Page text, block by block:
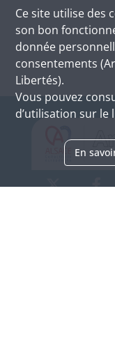
Ce site utilise des
son bon
donnée
consentements
Libertés).
Vous pouvez
d’utilisation sur le
En